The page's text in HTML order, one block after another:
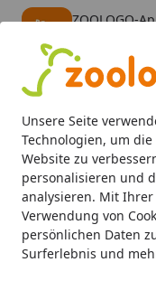
Unsere Seite
Technologien, um
Website zu
personalisieren und
analysieren. Mit
Verwendung von
persönlichen Daten
Surferlebnis und
ZOOLOGO-
Alle Produkte
Mein Konto
Suchen
Startseite
Wolters Hund
Wolters
Wolters Kotbeutel